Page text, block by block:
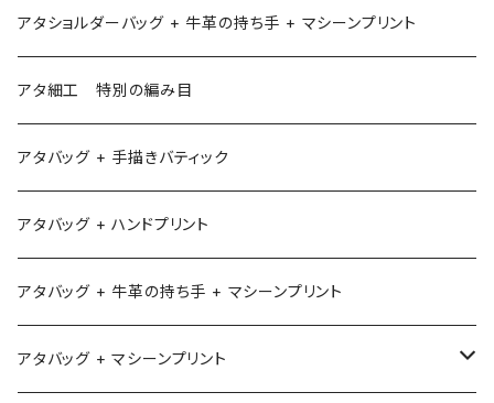
アタショルダーバッグ + 牛革の持ち手 + マシーンプリント
アタ細工 特別の編み目
アタバッグ + 手描きバティック
アタバッグ + ハンドプリント
アタバッグ + 牛革の持ち手 + マシーンプリント
アタバッグ + マシーンプリント